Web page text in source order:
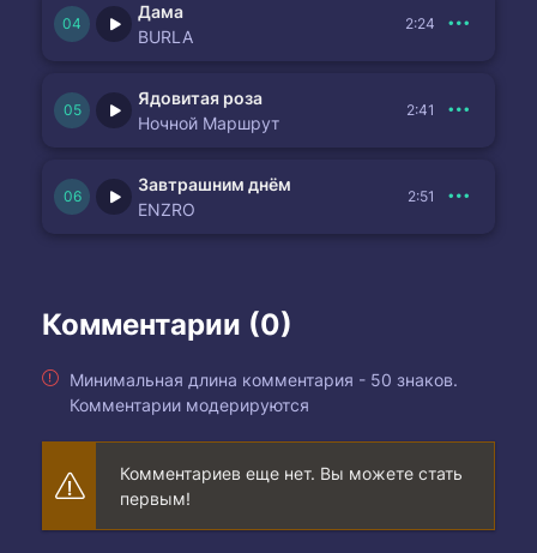
Дама
BURLA
2:24
Ядовитая роза
Ночной Маршрут
2:41
Завтрашним днём
ENZRO
2:51
Комментарии (0)
Минимальная длина комментария - 50 знаков.
Комментарии модерируются
Комментариев еще нет. Вы можете стать
первым!